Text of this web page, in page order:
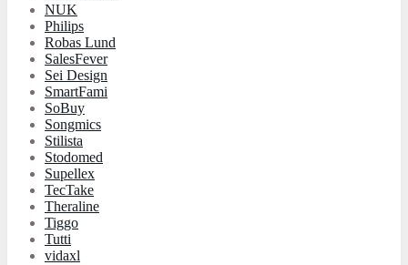
NUK
Philips
Robas Lund
SalesFever
Sei Design
SmartFami
SoBuy
Songmics
Stilista
Stodomed
Supellex
TecTake
Theraline
Tiggo
Tutti
vidaxl